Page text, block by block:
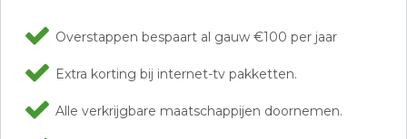
Overstappen bespaart al gauw €100 per jaar
Extra korting bij internet-tv pakketten.
Alle verkrijgbare maatschappijen doornemen.